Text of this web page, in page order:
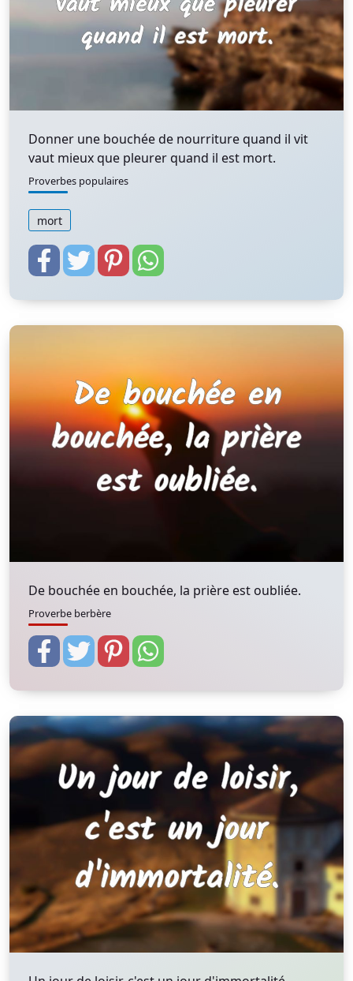
Donner une bouchée de nourriture quand il vit
vaut mieux que pleurer quand il est mort.
Proverbes populaires
mort
De bouchée en bouchée, la prière est oubliée.
Proverbe berbère